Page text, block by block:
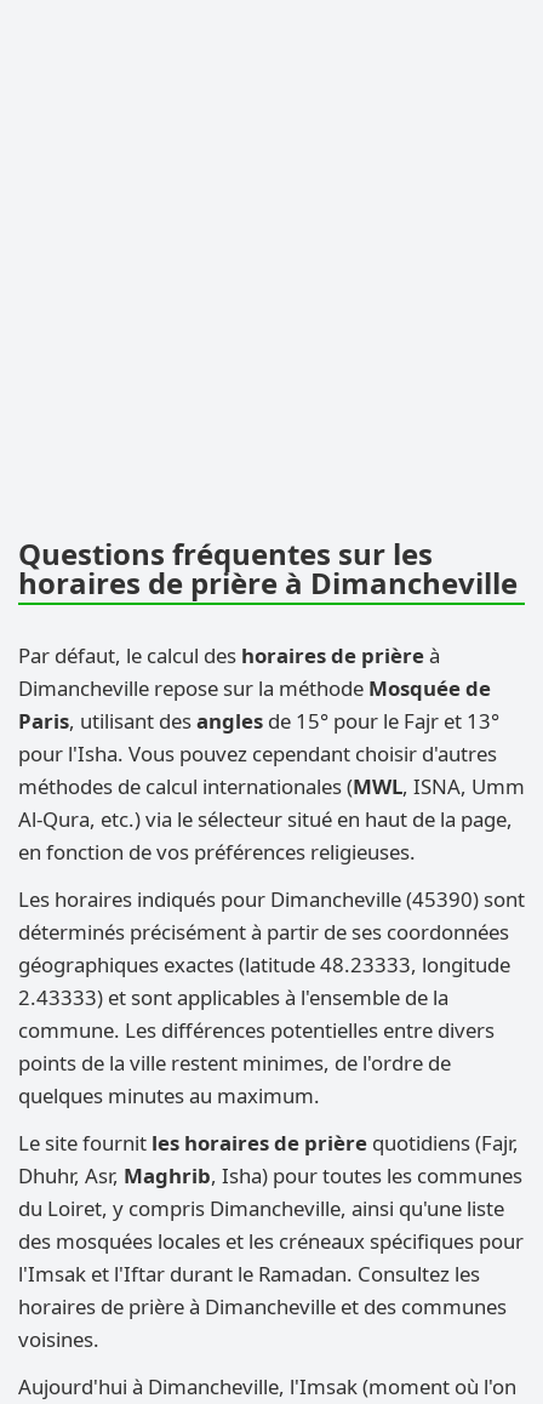
Questions fréquentes sur les
horaires de prière à Dimancheville
Par défaut, le calcul des horaires de prièreà
Dimancheville repose sur la méthode Mosquée de
Paris, utilisant desangles de 15° pour le Fajr et 13°
pour l'Isha. Vous pouvez cependant choisir d'autres
méthodes de calcul internationales (MWL, ISNA, Umm
Al-Qura, etc.) via le sélecteur situé en haut de la page,
en fonction de vos préférences religieuses.
Les horaires indiqués pour Dimancheville (45390) sont
déterminés précisément à partir de ses coordonnées
géographiques exactes (latitude 48.23333, longitude
2.43333) et sont applicables à l'ensemble de la
commune. Les différences potentielles entre divers
points de la ville restent minimes, de l'ordre de
quelques minutes au maximum.
Le site fournit les horaires de prière quotidiens (Fajr,
Dhuhr, Asr, Maghrib, Isha) pour toutes les communes
du Loiret, y compris Dimancheville, ainsi qu'une liste
des mosquées locales et les créneaux spécifiques pour
l'Imsak et l'Iftar durant le Ramadan. Consultez les
horaires de prière à Dimancheville et des communes
voisines.
Aujourd'hui à Dimancheville, l'Imsak (moment où l'on